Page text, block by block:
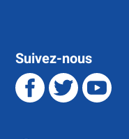
Suivez-nous